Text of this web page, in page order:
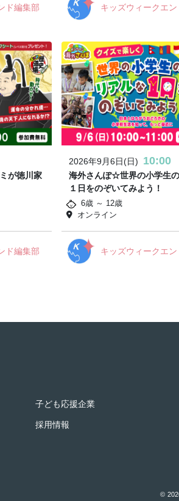
ド編集部 キッズウィークエ
が徳川家
ド編集部
2026年9月6日(日) 10:00
海外さんぽ☆世界の小学生
１日をのぞいてみよう！
6歳 ～ 12歳
オンライン
キッズウィークエ
子ども応援企業
採用情報
©